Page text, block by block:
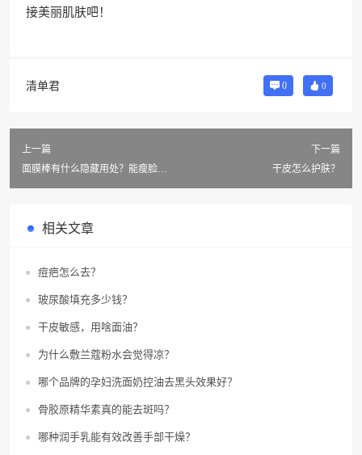
接美丽肌肤吧！
清单君 0 0
上一篇
面膜棒有什么隐藏用处？能瘦脸
下一篇
干皮怎么护肤？
相关文章
痘疤怎么去？
玻尿酸填充多少钱？
干皮敏感，用啥面油？
为什么敷兰蔻粉水会觉得凉？
哪个品牌的孕妇洗面奶控油去黑头效果好？
骨胶原精华素真的能去斑吗？
哪种润手乳能有效改善手部干燥？